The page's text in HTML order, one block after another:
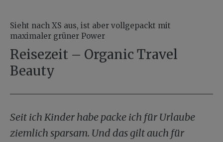
Sieht nach XS aus, ist aber vollgepackt mit
maximaler grüner Power
Reisezeit – Organic Travel
Beauty
Seit ich Kinder habe packe ich für Urlaube
ziemlich sparsam. Und das gilt auch für